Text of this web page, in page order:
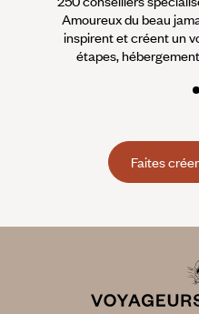
Amoureux du beau
inspirent et créent un
étapes,
Faites